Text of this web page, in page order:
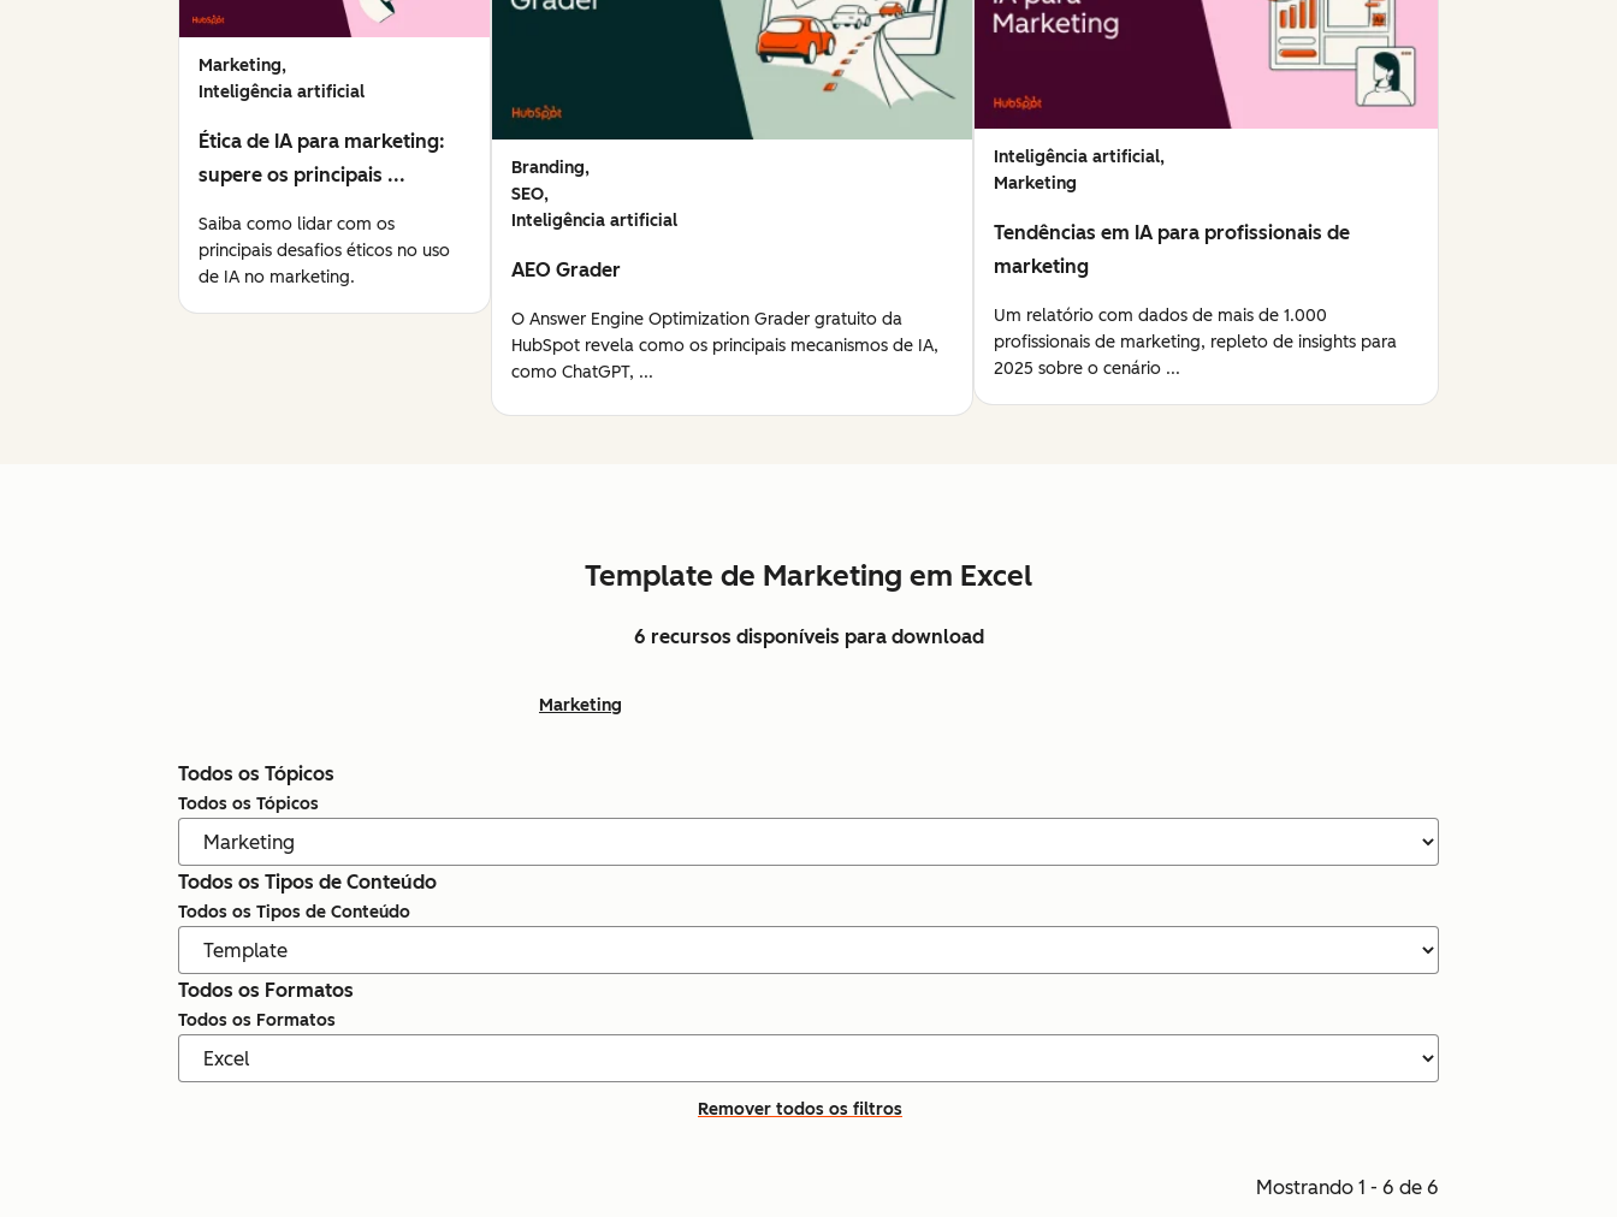
Marketing,
Inteligência artificial
Ética de IA para marketing:
supere os principais ...
Saiba como lidar com os
principais desafios éticos no uso
de IA no marketing.
Branding,
SEO,
Inteligência artificial
AEO Grader
O Answer Engine Optimization Grader gratuito da
HubSpot revela como os principais mecanismos de IA,
como ChatGPT, ...
Inteligência artificial,
Marketing
Tendências em IA para profissionais de
marketing
Um relatório com dados de mais de 1.000
profissionais de marketing, repleto de insights para
2025 sobre o cenário ...
Template de Marketing em Excel
6 recursos disponíveis para download
Marketing
Todos os Tópicos
Todos os Tópicos
Todos os Tipos de Conteúdo
Todos os Tipos de Conteúdo
Todos os Formatos
Todos os Formatos
Remover todos os filtros
Mostrando 1 - 6 de 6